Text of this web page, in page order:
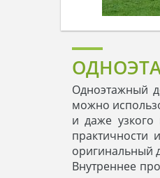
Одноэтажный
можно
и даже узкого
практичности
оригинальный
Внутреннее